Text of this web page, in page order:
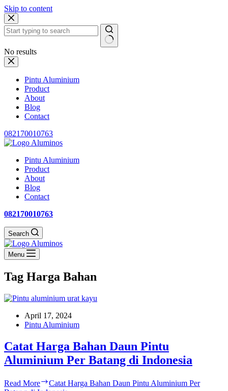
Skip to content
No results
Pintu Aluminium
Product
About
Blog
Contact
082170010763
Pintu Aluminium
Product
About
Blog
Contact
082170010763
Search
Menu
Tag Harga Bahan
April 17, 2024
Pintu Aluminium
Catat Harga Bahan Daun Pintu
Aluminium Per Batang di Indonesia
Read More
Catat Harga Bahan Daun Pintu Aluminium Per